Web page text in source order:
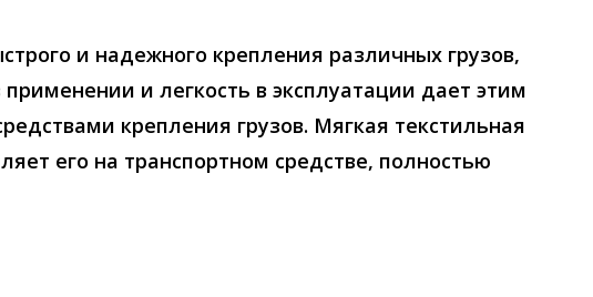
и надежного крепления различных грузов,
и легкость в эксплуатации дает этим
крепления грузов. Мягкая текстильная
его на транспортном средстве, полностью